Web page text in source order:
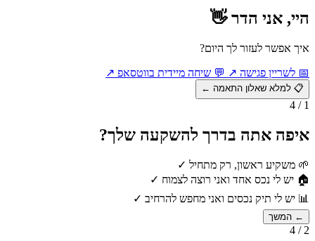
היי, אני הדר 👋
איך אפשר לעזור לך היום?
📅 לשריין פגישה ↗
💬 שיחה מיידית בווטסאפ ↗
📋 למלא שאלון התאמה ←
1 / 4
איפה אתה בדרך להשקעה שלך?
🌱 משקיע ראשון, רק מתחיל ✓
🏠 יש לי נכס אחד ואני רוצה לצמוח ✓
📊 יש לי תיק נכסים ואני מחפש להרחיב ✓
← המשך
2 / 4